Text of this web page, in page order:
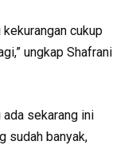
cukup
ungkap Shafrani
ada sekarang ini
sudah banyak,